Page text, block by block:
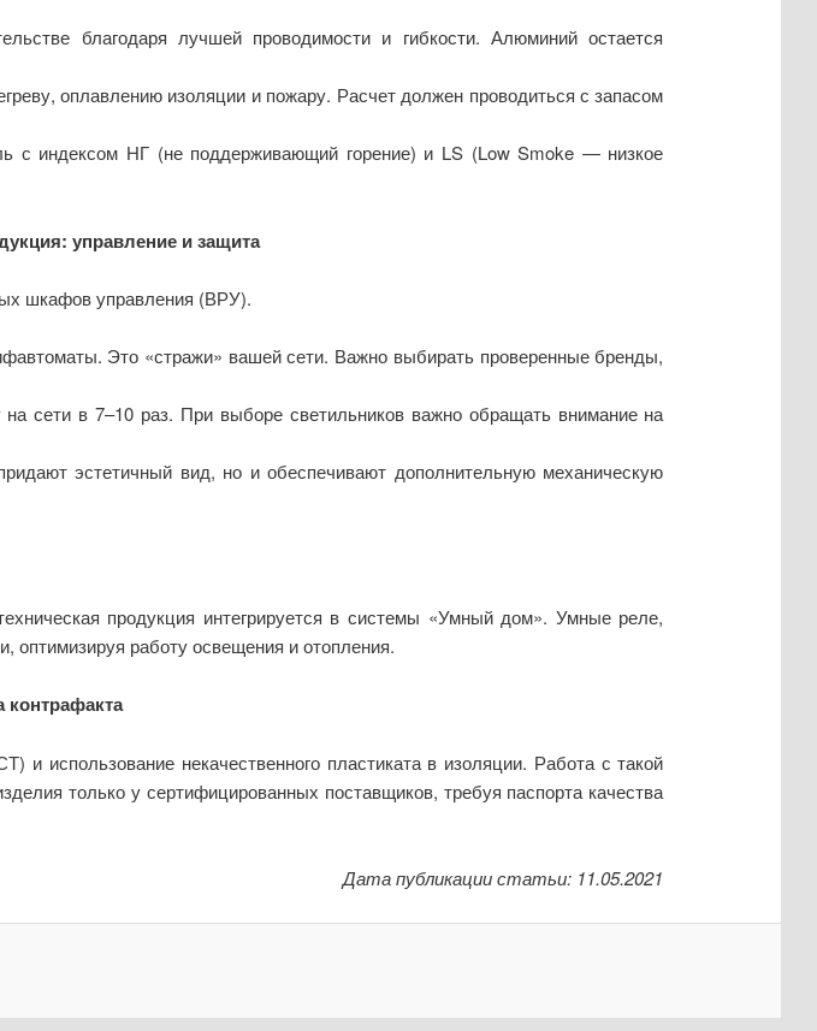
благодаря лучшей проводимости и гибкости. Алюминий остается
оплавлению изоляции и пожару. Расчет должен проводиться с запасом
с индексом НГ (не поддерживающий горение) и LS (Low Smoke — низкое
управление и защита
шкафов управления (ВРУ).
Это «стражи» вашей сети. Важно выбирать проверенные бренды,
на сети в 7–10 раз. При выборе светильников важно обращать внимание на
эстетичный вид, но и обеспечивают дополнительную механическую
продукция интегрируется в системы «Умный дом». Умные реле,
оптимизируя работу освещения и отопления.
использование некачественного пластиката в изоляции. Работа с такой
только у сертифицированных поставщиков, требуя паспорта качества
Дата публикации статьи: 11.05.2021